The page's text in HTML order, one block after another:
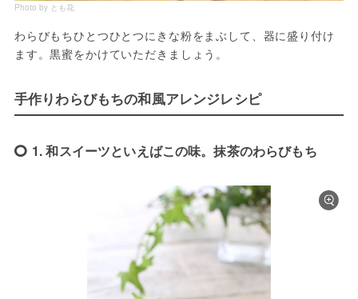
Photo by とも花
わらびもちひとつひとつにきな粉をまぶして、器に盛り付け
ます。黒蜜をかけていただきましょう。
手作りわらびもちの和風アレンジレシピ
1. 和スイーツといえばこの味。抹茶のわらびもち